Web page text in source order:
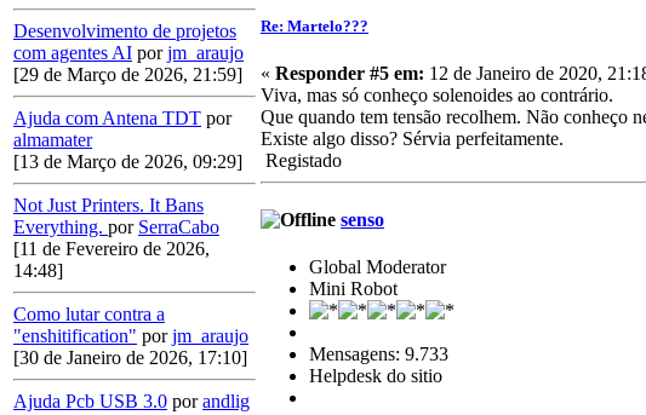
Desenvolvimento de projetos
com agentes AI porjm_araujo
[29 de Março de 2026, 21:59]
Ajuda com Antena TDT por
almamater
[13 de Março de 2026, 09:29]
Not Just Printers. It Bans
Everything. por SerraCabo
[11 de Fevereiro de 2026,
14:48]
Como lutar contra a
"enshitification" porjm_araujo
[30 de Janeiro de 2026, 17:10]
Ajuda Pcb USB 3.0 porandlig
Re: Martelo???
« Responder #5 em: 12 de Janeiro de 2020,
Viva, mas só conheço solenoides ao contrário.
Que quando tem tensão recolhem. Não conheço
Existe algo disso? Sérvia perfeitamente.
Registado
senso
Global Moderator
Mini Robot
Mensagens: 9.733
Helpdesk do sitio